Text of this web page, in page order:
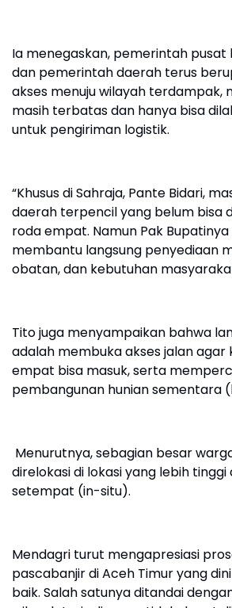
Ia menegaskan, pemerintah pusat
dan pemerintah daerah terus
akses menuju wilayah terdampak,
masih terbatas dan hanya bisa
untuk pengiriman logistik.
“Khusus di Sahraja, Pante Bidari,
daerah terpencil yang belum bisa
roda empat. Namun Pak
membantu langsung penyediaan
obatan, dan kebutuhan
Tito juga menyampaikan bahwa
adalah membuka akses jalan
empat bisa masuk, serta
pembangunan hunian sementara
Menurutnya, sebagian besar
direlokasi di lokasi yang lebih tinggi
setempat (in-situ).
Mendagri turut mengapresiasi
pascabanjir di Aceh Timur yang
baik. Salah satunya ditandai